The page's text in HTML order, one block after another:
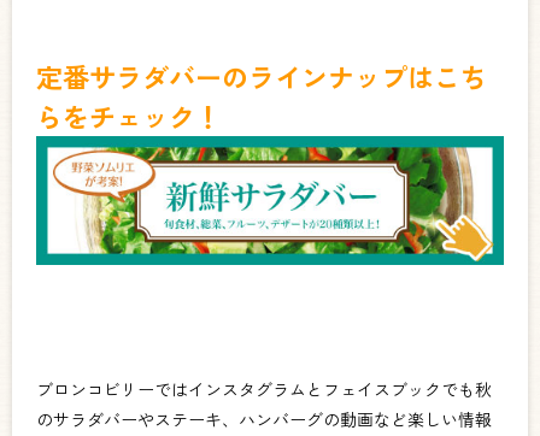
定番サラダバーのラインナップはこち
らをチェック！
ブロンコビリーではインスタグラムとフェイスブックでも秋
のサラダバーやステーキ、ハンバーグの動画など楽しい情報